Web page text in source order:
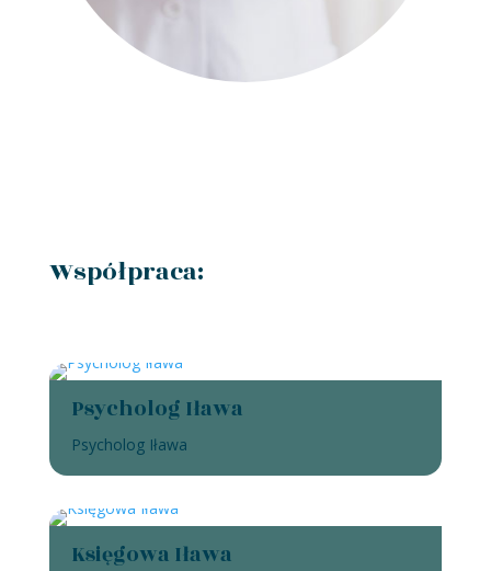
Współpraca:
Psycholog Iława
Psycholog Iława
Księgowa Iława